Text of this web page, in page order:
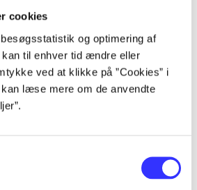
cookies
og optimering af
kan til enhver tid ændre eller
ved at klikke på ”Cookies” i
læse mere om de anvendte
dolor sit amet ...